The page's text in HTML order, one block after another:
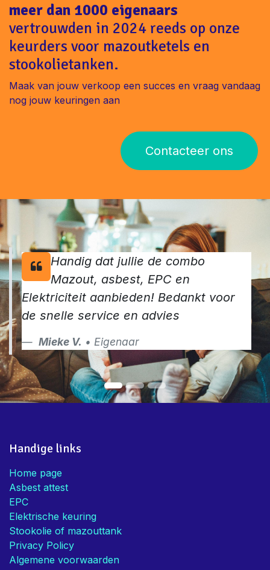
meer dan 1000 eigenaars
vertrouwden in 2024 reeds op onze
keurders voor mazoutketels en
stookolietanken.
Maak van jouw verkoop een succes en vraag vandaag
nog jouw keuringen aan
Contacteer ons
Handig dat jullie de combo
Mazout, asbest, EPC en
Elektriciteit aanbieden! Bedankt voor
de snelle service en advies
Mieke V. • Eigenaar
Handige links
Home page
Asbest attest
EPC
Elektrische keuring
Stookolie of mazouttank
Privacy Policy
Algemene voorwaarden